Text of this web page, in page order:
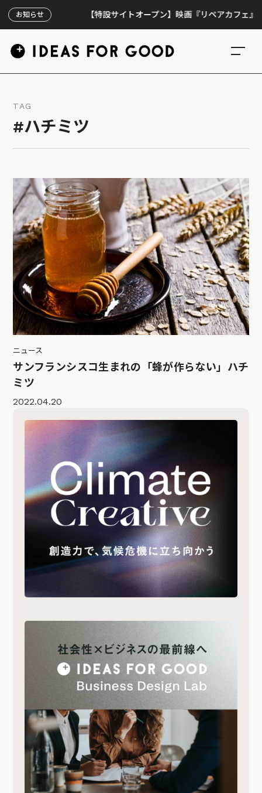
お知らせ 【特設サイトオープン】映画『リペアカフェ』、上
TAG
#ハチミツ
ニュース
サンフランシスコ生まれの「蜂が作らない」ハチ
ミツ
2022.04.20